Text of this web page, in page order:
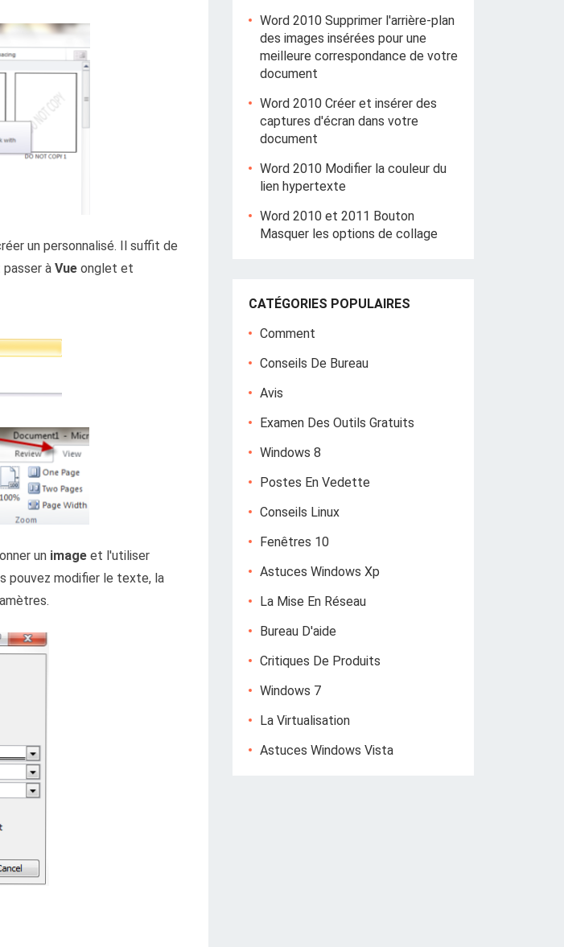
un personnalisé. Il suffit de
à Vue onglet et
un image et l'utiliser
pouvez modifier le texte, la
Word 2010 Supprimer l'arrière-plan
des images insérées pour une
meilleure correspondance de votre
document
Word 2010 Créer et insérer des
captures d'écran dans votre
document
Word 2010 Modifier la couleur du
lien hypertexte
Word 2010 et 2011 Bouton
Masquer les options de collage
CATÉGORIES POPULAIRES
Comment
Conseils De Bureau
Avis
Examen Des Outils Gratuits
Windows 8
Postes En Vedette
Conseils Linux
Fenêtres 10
Astuces Windows Xp
La Mise En Réseau
Bureau D'aide
Critiques De Produits
Windows 7
La Virtualisation
Astuces Windows Vista